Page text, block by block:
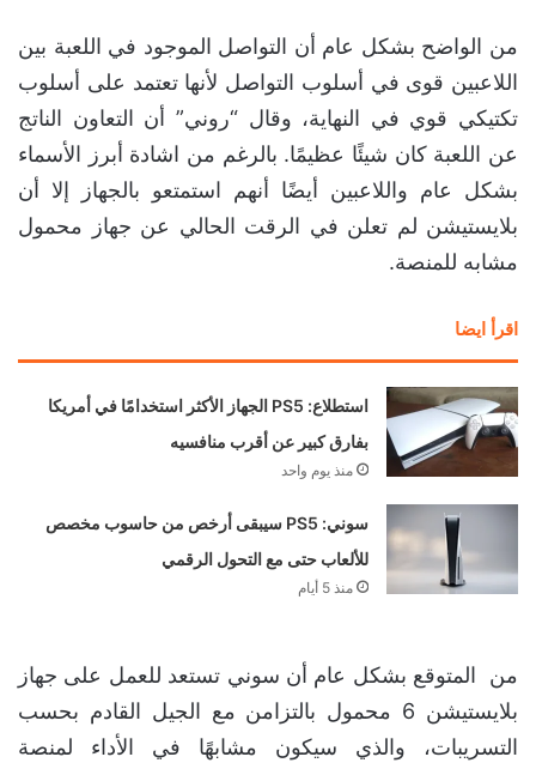
من الواضح بشكل عام أن التواصل الموجود في اللعبة بين
اللاعبين قوى في أسلوب التواصل لأنها تعتمد على أسلوب
تكتيكي قوي في النهاية، وقال “روني” أن التعاون الناتج
عن اللعبة كان شيئًا عظيمًا. بالرغم من اشادة أبرز الأسماء
بشكل عام واللاعبين أيضًا أنهم استمتعو بالجهاز إلا أن
بلايستيشن لم تعلن في الرقت الحالي عن جهاز محمول
مشابه للمنصة.
اقرأ ايضا
استطلاع: PS5 الجهاز الأكثر استخدامًا في أمريكا
بفارق كبير عن أقرب منافسيه
منذ يوم واحد
سوني: PS5 سيبقى أرخص من حاسوب مخصص
للألعاب حتى مع التحول الرقمي
منذ 5 أيام
من المتوقع بشكل عام أن سوني تستعد للعمل على جهاز
بلايستيشن 6 محمول بالتزامن مع الجيل القادم بحسب
التسريبات، والذي سيكون مشابهًا في الأداء لمنصة